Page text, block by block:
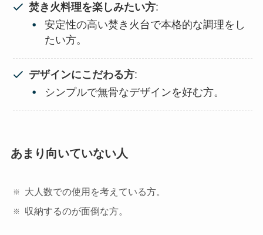
焚き火料理を楽しみたい方:
安定性の高い焚き火台で本格的な調理をし
たい方。
デザインにこだわる方:
シンプルで無骨なデザインを好む方。
あまり向いていない人
大人数での使用を考えている方。
収納するのが面倒な方。